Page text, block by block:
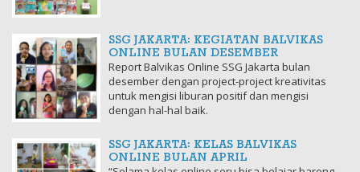
SSG JAKARTA: KEGIATAN BALVIKAS
ONLINE BULAN DESEMBER
Report Balvikas Online SSG Jakarta bulan
desember dengan project-project kreativitas
untuk mengisi liburan positif dan mengisi
dengan hal-hal baik.
SSG JAKARTA: KELAS BALVIKAS
ONLINE BULAN APRIL